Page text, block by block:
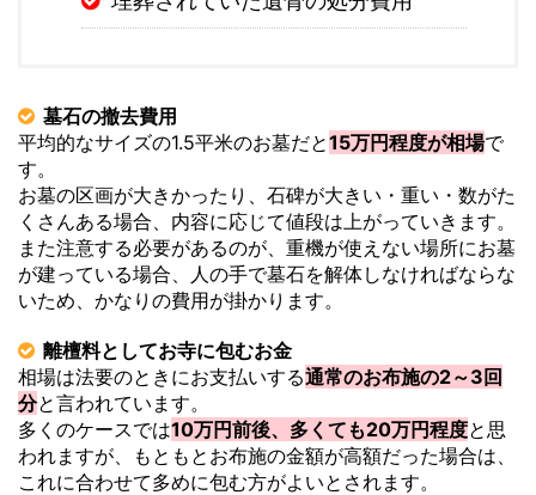
墓石の撤去費用
平均的なサイズの1.5平米のお墓だと15万円程度が相場で
す。
お墓の区画が大きかったり、石碑が大きい・重い・数がた
くさんある場合、内容に応じて値段は上がっていきます。
また注意する必要があるのが、重機が使えない場所にお墓
が建っている場合、人の手で墓石を解体しなければならな
いため、かなりの費用が掛かります。
離檀料としてお寺に包むお金
相場は法要のときにお支払いする通常のお布施の2～3回
分と言われています。
多くのケースでは10万円前後、多くても20万円程度と思
われますが、もともとお布施の金額が高額だった場合は、
これに合わせて多めに包む方がよいとされます。